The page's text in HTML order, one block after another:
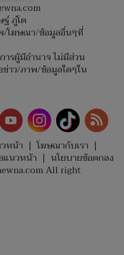
ภู่โต
/โฆษณา/ข้อมูลอื่นๆที่
ารผู้มีอำนาจ ไม่มีส่วน
ข่าว/ภาพ/ข้อมูลใดๆใน
หน้า | โฆษณากับเรา |
แนวหน้า | นโยบายข้อตกลง
All right